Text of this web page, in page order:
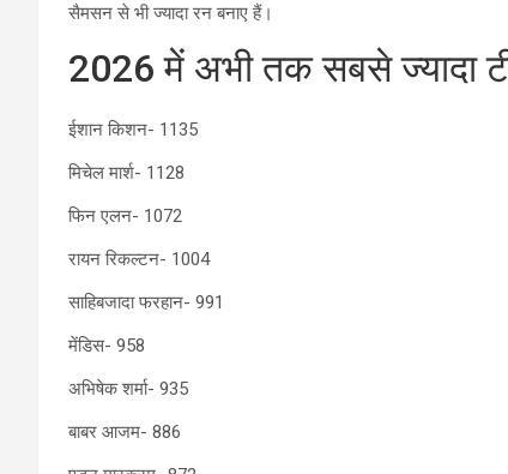
सैमसन से भी ज्यादा रन बनाए हैं।
2026 में अभी तक सबसे ज्यादा
ईशान किशन- 1135
मिचेल मार्श- 1128
फिन एलन- 1072
रायन रिकल्टन- 1004
साहिबजादा फरहान- 991
मेंडिस- 958
अभिषेक शर्मा- 935
बाबर आजम- 886